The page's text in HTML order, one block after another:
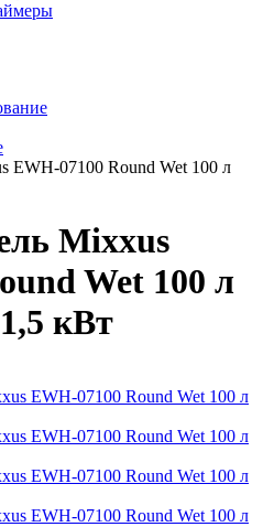
EWH-07100 Round Wet 100 л
Mixxus
Wet 100 л
кВт